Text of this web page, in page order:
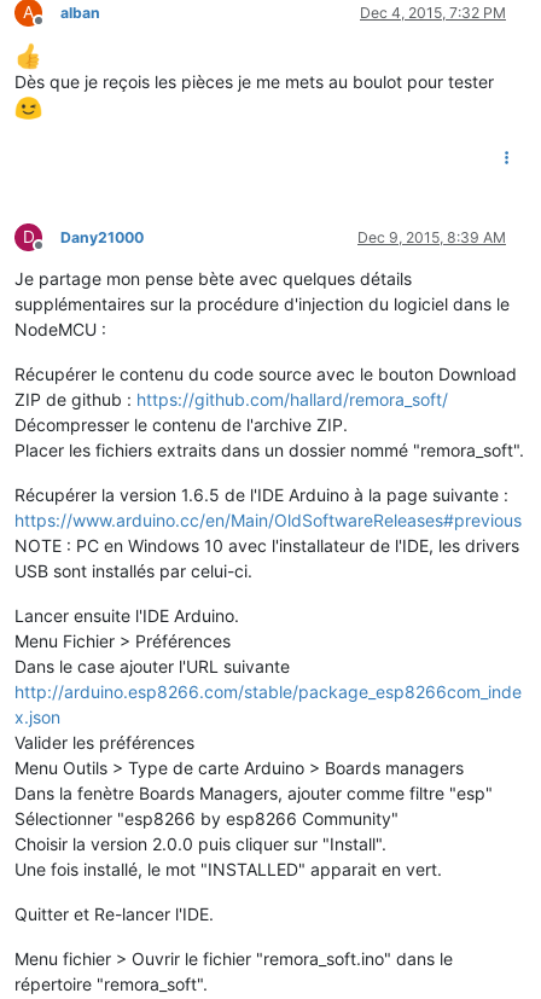
A
Offline
alban Dec 4, 2015, 7:32 PM
Dès que je reçois les pièces je me mets au boulot pour tester
D
Offline
Dany21000 Dec 9, 2015, 8:39 AM
Je partage mon pense bète avec quelques détails
supplémentaires sur la procédure d'injection du logiciel dans le
NodeMCU :
Récupérer le contenu du code source avec le bouton Download
ZIP de github : https://github.com/hallard/remora_soft/
Décompresser le contenu de l'archive ZIP.
Placer les fichiers extraits dans un dossier nommé "remora_soft".
Récupérer la version 1.6.5 de l'IDE Arduino à la page suivante :
https://www.arduino.cc/en/Main/OldSoftwareReleases#previous
NOTE : PC en Windows 10 avec l'installateur de l'IDE, les drivers
USB sont installés par celui-ci.
Lancer ensuite l'IDE Arduino.
Menu Fichier > Préférences
Dans le case ajouter l'URL suivante
http://arduino.esp8266.com/stable/package_esp8266com_inde
x.json
Valider les préférences
Menu Outils > Type de carte Arduino > Boards managers
Dans la fenètre Boards Managers, ajouter comme filtre "esp"
Sélectionner "esp8266 by esp8266 Community"
Choisir la version 2.0.0 puis cliquer sur "Install".
Une fois installé, le mot "INSTALLED" apparait en vert.
Quitter et Re-lancer l'IDE.
Menu fichier > Ouvrir le fichier "remora_soft.ino" dans le
répertoire "remora_soft".